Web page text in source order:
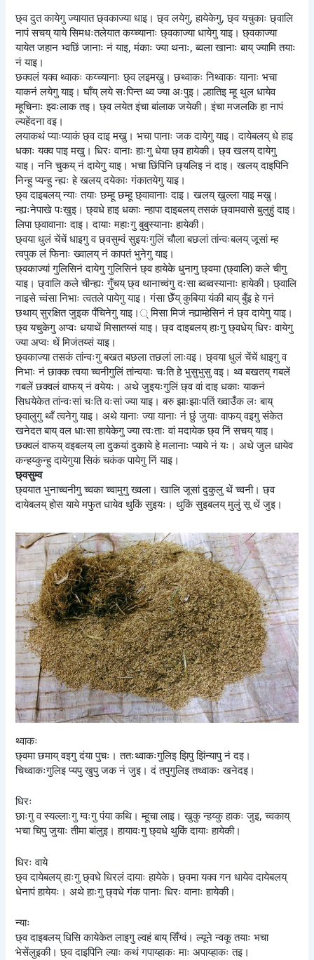
छ्व दुत कायेगु ज्यायात छ्वकाज्या धाइ। छ्व लयेगु, हायेकेगु, छ्व यचुकाः छ्वालि
नापं सचय् याये सिमधःतलेयात कय्च्यानाः छ्वकाज्या धायेगु याइ। छ्वकाज्या
यायेत जहान भ्वछिं जानाः नं याइ, मंकाः ज्या थनाः, ब्वला खानाः बाय् ज्यामि तयाः
नं याइ।
छक्वलं यक्व थ्वाकः कय्च्यानाः छ्व लइमखु। छथ्वाकः निथ्वाकः यानाः भचा
याकनं लयेगु याइ। घाँय् लये सःपिन्त थ्व ज्या अःपुइ। ल्हातिइ म्हू थुल धायेव
म्हूचिनाः झ्वःलाक तइ। छ्व लयेत इंचा बांलाक जयेकी। इंचा मजलकि हा नापं
ल्यहेंदना वइ।
लयाकथं प्याःप्याकं छ्व दाइ मखु। भचा पानाः जक दायेगु याइ। दायेबलय् धे हाइ
धकाः यक्व पाइ मखु। धिरः वानाः हाःगु धेया छ्व हायेकी। छ्व खलय् दायेगु
याइ। ननि चुकय् नं दायेगु याइ। भचा छिंपिनि छ्यलिइ नं दाइ। खलय् दाइपिनि
निन्हु प्यन्हु न्ह्यः हे खलय् दयेकाः गंकातयेगु याइ।
छ्व दाइबलय् न्याः तयाः छम्हू छम्हू छ्वावानाः दाइ। खलय् खुल्ला याइ मखु।
न्ह्यःनेपाखे पःखुइ। छ्वधे हाइ धकाः न्हापा दाइबलय् तसकं छ्वामवासे बुलुहुं दाइ।
लिपा छ्वावानाः दाइ। दायाः महाःगु बुबुस्यानाः हायेकी।
छ्वया धुलं चेंचें धाइगु व छ्वसुम्वंं सुइयःगुलिं चौला बछलां तांन्वःबलय् जूसां म्ह
त्वपुक लं फिनाः ख्वालय् नं कापतं भुनेगु याइ।
छ्वकाज्यां गुलिसिनं दायेगु गुलिसिनं छ्व हायेके धुनागु छ्वमा (छ्वालि) कले चीगु
याइ। छ्वालि कले चीन्ह्यः गुँचय् छ्व थानाच्वंगु दःसा ब्वब्वस्यानाः हायेकी। छ्वालि
नाइसे च्वंसा निभाः त्वतले पायेगु याइ। गंसा छेँय् कुबिया यंकी बाय् बुँइ हे गनं
छथाय् सुरक्षित जुइक पँचिनेगु याइ।् मिसा मिजं न्ह्याम्हेसिनं नं छ्व दायेगु याइ।
छ्व यचुकेगु अप्वः धयाथें मिसातय्सं याइ। छ्व दाइबलय् हाःगु छ्वधेय् धिरः वायेगु
ज्या अप्वः थें मिजंतय्सं याइ।
छ्वकाज्या तसकं तांन्वःगु बखत बछला तछलां लाःवइ। छ्वया धुलं चेंचें धाइगु व
निभाः नं छाक्क त्वया च्वनीगुलिं तांन्वयाः चःति हे भुसुभुसु वइ। थ्व बखतय् गबलें
गबलें छक्वलं वाफय् नं वयेयः। अथे जुइयःगुलिं छ्व वां दाइ धकाः याकनं
सिधयेकेत तांन्वःसां चःति वःसां ज्या याइ। बरु झाःझाःपतिं ख्वाउँक लः बाय्
छ्वालुगु थ्वँ त्वनेगु याइ। अथे यानाः ज्या यानाः नं छुं जुयाः वाफय् वइगु संकेत
खनेदत बाय् वल धाःसा हायेकेगु ज्या त्वःताः वां मदायेक छ्व निं सचय् याइ।
छक्वलं वाफय् वइबलय् ला दुकयां दुकाये हे मलानाः प्याये नं यः। अथे जुल धायेव
कन्हय्कुन्हु दायेगुया सिकं चकंक पायेगु निं याइ।
छ्वसुम्व
छ्वयात भुनाच्वनीगु च्वका च्वामुगु ख्वला। खालि जूसां दुकुलु थें च्वनी। छ्व
दायेबलय् होस याये मफुत धायेव थुकिं सुइयः। थुकिं सुइबलय् मुलुं सू थें जुइ।
थ्वाकः
छ्वमा छमाय् वइगु दंया पुचः। ततःथ्वाकःगुलिइ झिपु झिंन्यापु नं दइ।
चिथ्वाकःगुलिइ प्यपु खुपु जक नं जुइ। दं तपुगुलिइ तथ्वाकः खनेदइ।
धिरः
छाःगु व स्यल्लाःगु ग्वःगु पंया कथि। म्हूचा लाइ। खुकु न्हय्कु हाकः जुइ, च्वकाय्
भचा चिपु जुयाः तीमा बांलुइ। हायावःगु छ्वधे थुकिं दायाः हायेकी।
धिरः वाये
छ्व दायेबलय् हाःगु छ्वधे धिरलं दायाः हायेके। छ्वमा यक्व गन धायेव दायेबलय्
धेनापं हायेयः। अथे हाःगु छ्वधे गंक पानाः धिरः वानाः हायेकी।
न्याः
छ्व दाइबलय् धिसि कायेकेत लाइगु ल्वहं बाय् सिँग्वं। ल्यूने न्वकू तयाः भचा
भेसेंलुइकी। छ्व दाइपिनि ल्याः कथं गपाय्हाकः माः अपाय्हाकः तइ।